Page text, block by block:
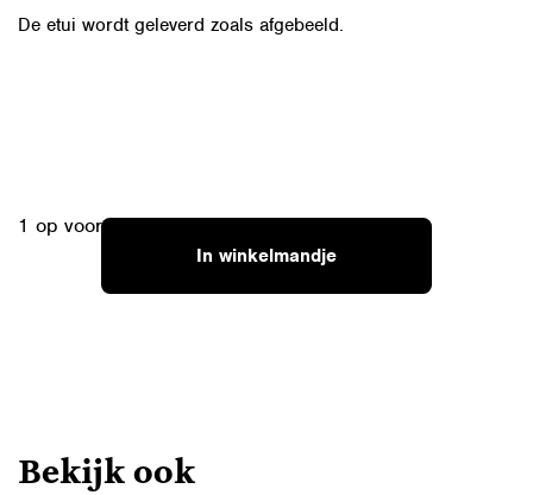
De etui wordt geleverd zoals afgebeeld.
1 op voorraad
In winkelmandje
Bekijk ook